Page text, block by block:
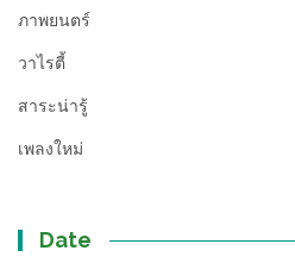
ภาพยนตร์
วาไรตี้
สาระน่ารู้
เพลงใหม่
Date